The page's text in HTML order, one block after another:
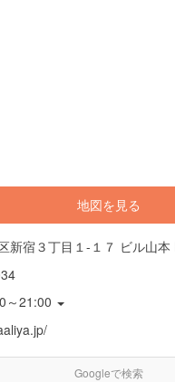
地図を見る
新宿３丁目１-１７ ビル山本
～21:00
Googleで検索